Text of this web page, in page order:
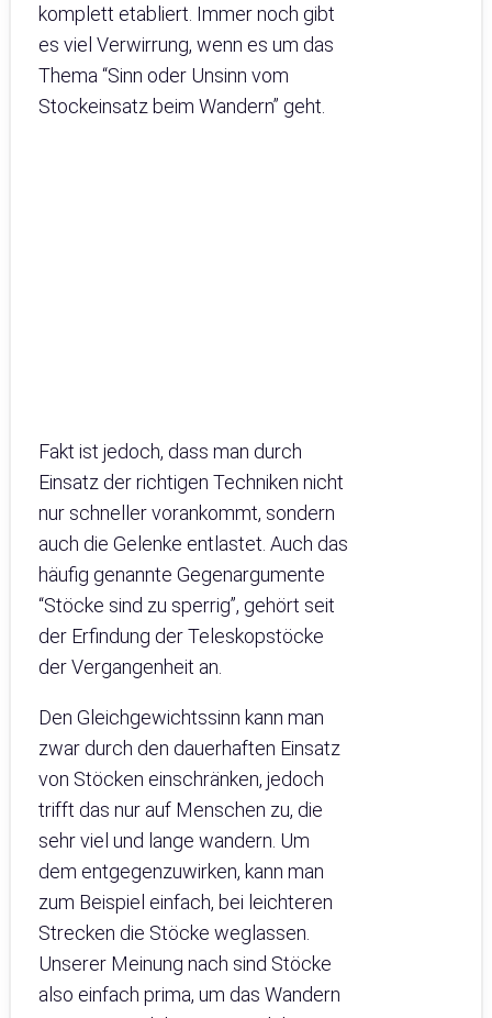
komplett etabliert. Immer noch gibt
es viel Verwirrung, wenn es um das
Thema “Sinn oder Unsinn vom
Stockeinsatz beim Wandern” geht.
Fakt ist jedoch, dass man durch
Einsatz der richtigen Techniken nicht
nur schneller vorankommt, sondern
auch die Gelenke entlastet. Auch das
häufig genannte Gegenargumente
“Stöcke sind zu sperrig”, gehört seit
der Erfindung der Teleskopstöcke
der Vergangenheit an.
Den Gleichgewichtssinn kann man
zwar durch den dauerhaften Einsatz
von Stöcken einschränken, jedoch
trifft das nur auf Menschen zu, die
sehr viel und lange wandern. Um
dem entgegenzuwirken, kann man
zum Beispiel einfach, bei leichteren
Strecken die Stöcke weglassen.
Unserer Meinung nach sind Stöcke
also einfach prima, um das Wandern